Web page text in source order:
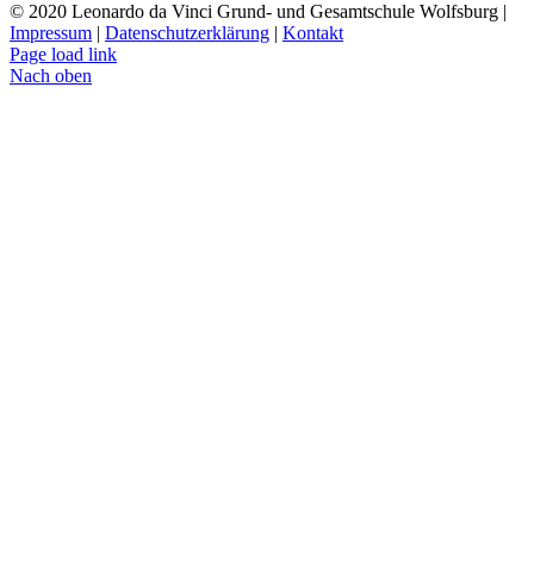
© 2020 Leonardo da Vinci Grund- und Gesamtschule Wolfsburg |
Impressum | Datenschutzerklärung | Kontakt
Page load link
Nach oben